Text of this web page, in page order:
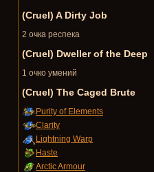
(Cruel) A Dirty Job
2 очка респека
(Cruel) Dweller of the Deep
1 очко умений
(Cruel) The Caged Brute
Purity of Elements
Clarity
Lightning Warp
Haste
Arctic Armour